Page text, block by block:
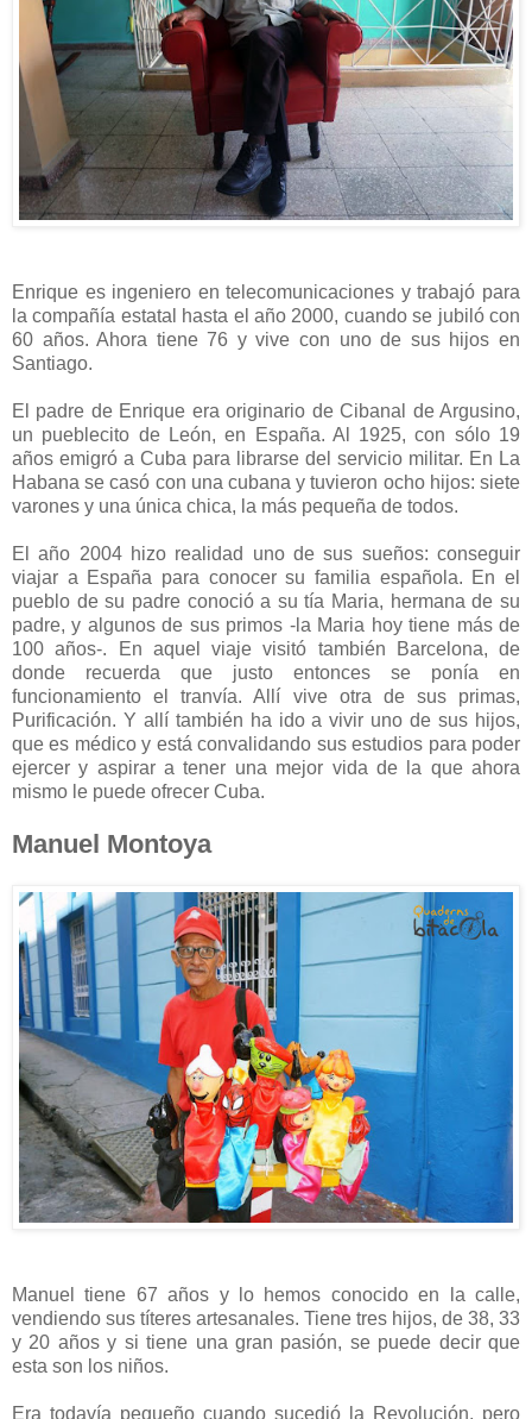
Enrique es ingeniero en telecomunicaciones y trabajó para
la compañía estatal hasta el año 2000, cuando se jubiló con
60 años. Ahora tiene 76 y vive con uno de sus hijos en
Santiago.
El padre de Enrique era originario de Cibanal de Argusino,
un pueblecito de León, en España. Al 1925, con sólo 19
años emigró a Cuba para librarse del servicio militar. En La
Habana se casó con una cubana y tuvieron ocho hijos: siete
varones y una única chica, la más pequeña de todos.
El año 2004 hizo realidad uno de sus sueños: conseguir
viajar a España para conocer su familia española. En el
pueblo de su padre conoció a su tía Maria, hermana de su
padre, y algunos de sus primos -la Maria hoy tiene más de
100 años-. En aquel viaje visitó también Barcelona, de
donde recuerda que justo entonces se ponía en
funcionamiento el tranvía. Allí vive otra de sus primas,
Purificación. Y allí también ha ido a vivir uno de sus hijos,
que es médico y está convalidando sus estudios para poder
ejercer y aspirar a tener una mejor vida de la que ahora
mismo le puede ofrecer Cuba.
Manuel Montoya
Manuel tiene 67 años y lo hemos conocido en la calle,
vendiendo sus títeres artesanales. Tiene tres hijos, de 38, 33
y 20 años y si tiene una gran pasión, se puede decir que
esta son los niños.
Era todavía pequeño cuando sucedió la Revolución, pero